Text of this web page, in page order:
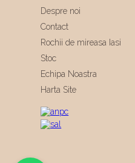
Despre noi
Contact
Rochii de mireasa Iasi
Stoc
Echipa Noastra
Harta Site